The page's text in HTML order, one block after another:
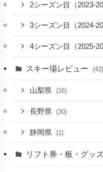
2シーズン目（2023-
3シーズン目（2024-
4シーズン目（2025-
スキー場レビュー (43)
山梨県 (16)
長野県 (30)
静岡県 (1)
リフト券・板・グッ